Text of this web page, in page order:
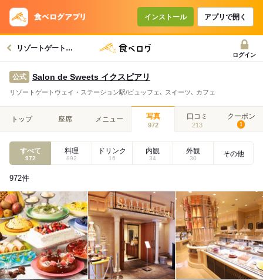
インストール アプリで開く
リゾートゲートウェイ・ステーション駅グルメへ
ログイン
公式 Salon de Sweets イクスピアリ
リゾートゲートウェイ・ステーション駅/ビュッフェ､ スイーツ､ カフェ
トップ 座席 メニュー 写真
972
口コミ
213
クーポン
1
すべて
972
料理
892
ドリンク
16
内観
34
外観
30
その他
972件